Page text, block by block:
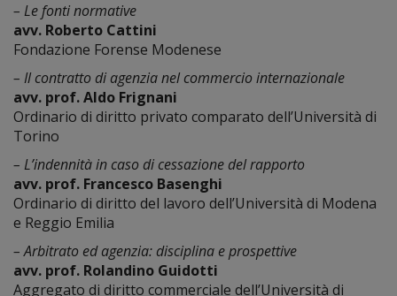
– Le fonti normative
avv. Roberto Cattini
Fondazione Forense Modenese
– Il contratto di agenzia nel commercio internazionale
avv. prof. Aldo Frignani
Ordinario di diritto privato comparato dell’Università di
Torino
– L’indennità in caso di cessazione del rapporto
avv. prof. Francesco Basenghi
Ordinario di diritto del lavoro dell’Università di Modena
e Reggio Emilia
– Arbitrato ed agenzia: disciplina e prospettive
avv. prof. Rolandino Guidotti
Aggregato di diritto commerciale dell’Università di